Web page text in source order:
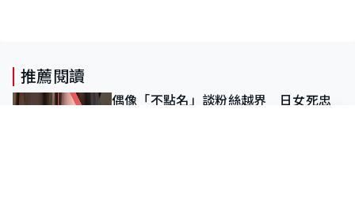
推薦閱讀
偶像「不點名」談粉絲越界 日女死忠